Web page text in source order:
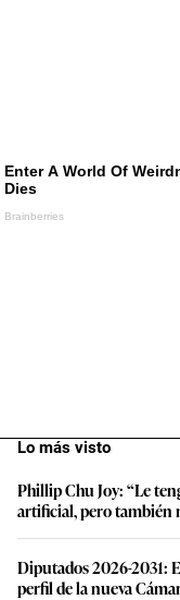
Lo más visto
Phillip Chu Joy: “Le
artificial, pero también
Diputados 2026-2031:
perfil de la nueva